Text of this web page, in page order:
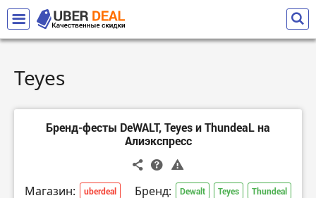
Teyes
Бренд-фесты DeWALT, Teyes и ThundeaL на
Алиэкспресс
Магазин: uberdeal Бренд: Dewalt Teyes Thundeal